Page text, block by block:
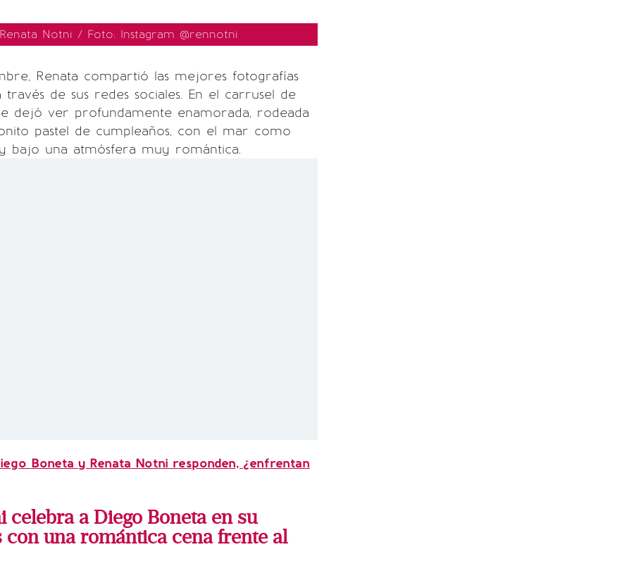
Notni / Foto: Instagram @rennotni
Renata compartió las mejores fotografías
de sus redes sociales. En el carrusel de
dejó ver profundamente enamorada, rodeada
pastel de cumpleaños, con el mar como
bajo una atmósfera muy romántica.
Boneta y Renata Notni responden, ¿enfrentan
celebra a Diego Boneta en su
con una romántica cena frente al